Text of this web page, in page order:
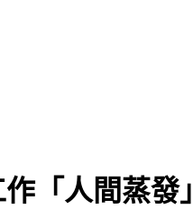
「人間蒸發」